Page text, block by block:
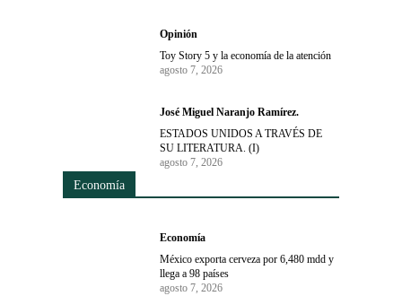
Opinión
Toy Story 5 y la economía de la atención
agosto 7, 2026
José Miguel Naranjo Ramírez.
ESTADOS UNIDOS A TRAVÉS DE
SU LITERATURA. (I)
agosto 7, 2026
Economía
Economía
México exporta cerveza por 6,480 mdd y
llega a 98 países
agosto 7, 2026